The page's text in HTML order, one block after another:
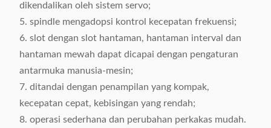
dikendalikan oleh sistem servo;
5. spindle mengadopsi kontrol kecepatan frekuensi;
6. slot dengan slot hantaman, hantaman interval dan
hantaman mewah dapat dicapai dengan pengaturan
antarmuka manusia-mesin;
7. ditandai dengan penampilan yang kompak,
kecepatan cepat, kebisingan yang rendah;
8. operasi sederhana dan perubahan perkakas mudah.